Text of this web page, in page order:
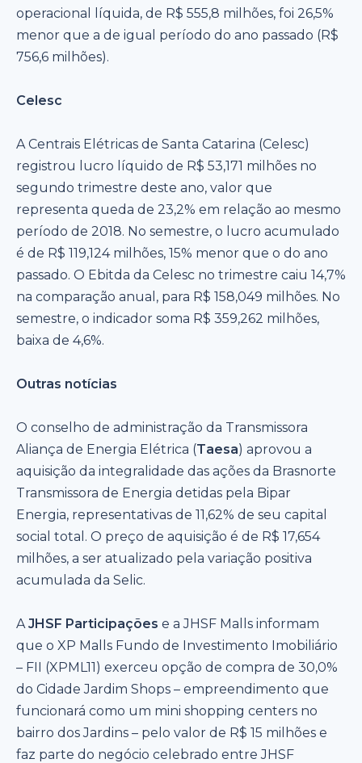
operacional líquida, de R$ 555,8 milhões, foi 26,5%
menor que a de igual período do ano passado (R$
756,6 milhões).
Celesc
A Centrais Elétricas de Santa Catarina (Celesc)
registrou lucro líquido de R$ 53,171 milhões no
segundo trimestre deste ano, valor que
representa queda de 23,2% em relação ao mesmo
período de 2018. No semestre, o lucro acumulado
é de R$ 119,124 milhões, 15% menor que o do ano
passado. O Ebitda da Celesc no trimestre caiu 14,7%
na comparação anual, para R$ 158,049 milhões. No
semestre, o indicador soma R$ 359,262 milhões,
baixa de 4,6%.
Outras notícias
O conselho de administração da Transmissora
Aliança de Energia Elétrica (Taesa) aprovou a
aquisição da integralidade das ações da Brasnorte
Transmissora de Energia detidas pela Bipar
Energia, representativas de 11,62% de seu capital
social total. O preço de aquisição é de R$ 17,654
milhões, a ser atualizado pela variação positiva
acumulada da Selic.
AJHSF Participações e a JHSF Malls informam
que o XP Malls Fundo de Investimento Imobiliário
– FII (XPML11) exerceu opção de compra de 30,0%
do Cidade Jardim Shops – empreendimento que
funcionará como um mini shopping centers no
bairro dos Jardins – pelo valor de R$ 15 milhões e
faz parte do negócio celebrado entre JHSF